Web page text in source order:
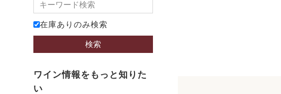
在庫ありのみ検索
検索
ワイン情報をもっと知りた
い